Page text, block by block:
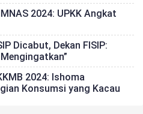
2024: UPKK Angkat
Dicabut, Dekan FISIP:
2024: Ishoma
Konsumsi yang Kacau